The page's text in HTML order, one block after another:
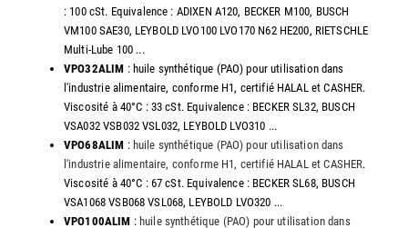
: 100 cSt. Equivalence : ADIXEN A120, BECKER M100, BUSCH
VM100 SAE30, LEYBOLD LVO100 LVO170 N62 HE200, RIETSCHLE
Multi-Lube 100 ...
VPO32ALIM : huile synthétique (PAO) pour utilisation dans
l'industrie alimentaire, conforme H1, certifié HALAL et CASHER.
Viscosité à 40°C : 33 cSt. Equivalence : BECKER SL32, BUSCH
VSA032 VSB032 VSL032, LEYBOLD LVO310 ...
VPO68ALIM : huile synthétique (PAO) pour utilisation dans
l'industrie alimentaire, conforme H1, certifié HALAL et CASHER.
Viscosité à 40°C : 67 cSt. Equivalence : BECKER SL68, BUSCH
VSA1068 VSB068 VSL068, LEYBOLD LVO320 ...
VPO100ALIM : huile synthétique (PAO) pour utilisation dans